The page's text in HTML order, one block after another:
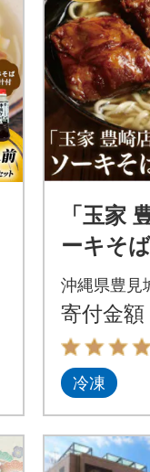
「玉家
ーキそ
沖縄そ
つおだ
沖縄県豊見
寄付金額
冷凍